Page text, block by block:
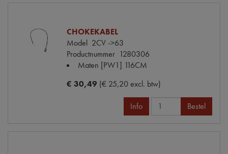
CHOKEKABEL
Model 2CV ->63
Productnummer 1280306
Maten [PW1] 116CM
€ 30,49 (€ 25,20 excl. btw)
Info Bestel